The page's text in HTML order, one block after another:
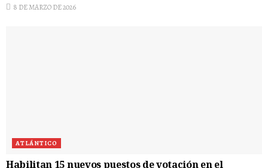
8 DE MARZO DE 2026
ATLÁNTICO